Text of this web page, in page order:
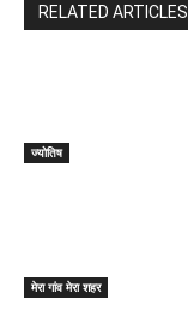
RELATED ARTICLES
ज्योतिष
मेरा गांव मेरा शहर